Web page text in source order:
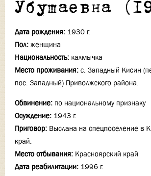
Убушаевна
Дата рождения: 1930 г.
Пол: женщина
Национальность: калмычка
Место проживания: с. Западный Кисин
пос. Западный) Приволжского района.
Обвинение: по национальному признаку
Осуждение: 1943 г.
Приговор: Выслана на спецпоселение в
край.
Место отбывания: Красноярский край
Дата реабилитации: 1996 г.